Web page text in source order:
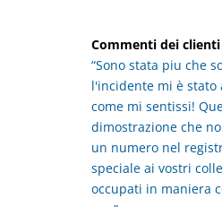
Commenti dei clienti
“Sono stata piu che
l'incidente mi è
come mi sentissi!
dimostrazione che
un numero nel
speciale ai vostri
occupati in maniera